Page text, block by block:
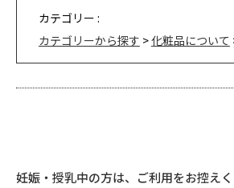
カテゴリー :
カテゴリーから探す >化粧品について
妊娠・授乳中の方は、ご利用をお控えく